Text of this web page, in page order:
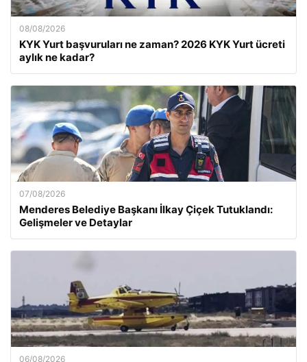
08/08/2026
KYK Yurt başvuruları ne zaman? 2026 KYK Yurt ücreti
aylık ne kadar?
07/08/2026
Menderes Belediye Başkanı İlkay Çiçek Tutuklandı:
Gelişmeler ve Detaylar
06/08/2026